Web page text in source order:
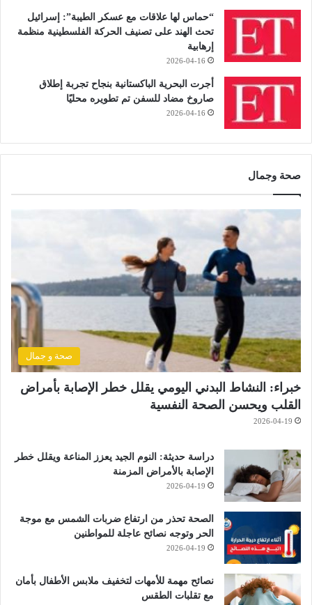
“حماس لها علاقات مع عسكر الطيبة”: إسرائيل
تحث الهند على تصنيف الحركة الفلسطينية منظمة
إرهابية
2026-04-16
أجرت البحرية الباكستانية بنجاح تجربة إطلاق
صاروخ مضاد للسفن تم تطويره محليًا
2026-04-16
صحة وجمال
صحة و جمال
خبراء: النشاط البدني اليومي يقلل خطر الإصابة بأمراض
القلب ويحسن الصحة النفسية
2026-04-19
دراسة حديثة: النوم الجيد يعزز المناعة ويقلل خطر
الإصابة بالأمراض المزمنة
2026-04-19
الصحة تحذر من ارتفاع ضربات الشمس مع موجة
الحر وتوجه نصائح عاجلة للمواطنين
2026-04-19
نصائح مهمة للأمهات لتخفيف ملابس الأطفال بأمان
مع تقلبات الطقس